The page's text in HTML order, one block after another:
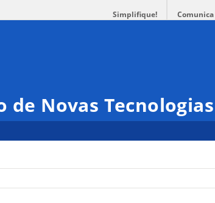
Simplifique! Comunica
de Novas Tecnologias